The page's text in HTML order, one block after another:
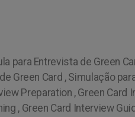
para Entrevista de Green
Green Card , Simulação
Preparation , Green
, Green Card Interview